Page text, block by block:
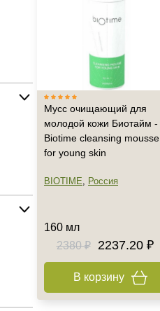
Мусс очищающий для
молодой кожи Биотайм -
Biotime cleansing mousse
for young skin
BIOTIME, Россия
160 мл
2380 ₽
2237.20 ₽
В корзину